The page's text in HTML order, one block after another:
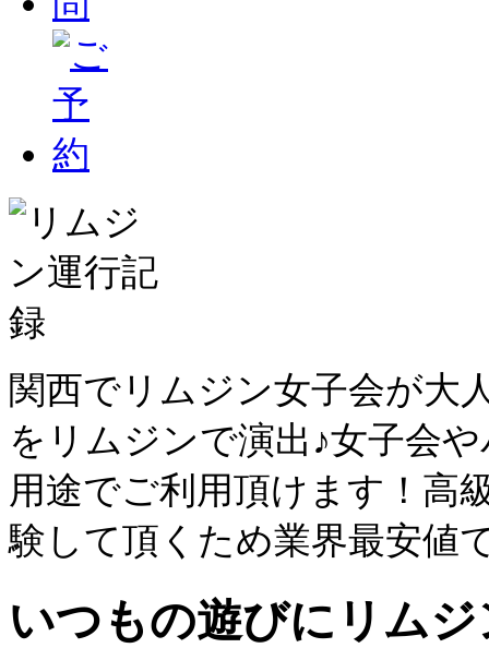
関西でリムジン女子会が大
をリムジンで演出♪女子会
用途でご利用頂けます！高
験して頂くため業界最安値
いつもの遊びにリム